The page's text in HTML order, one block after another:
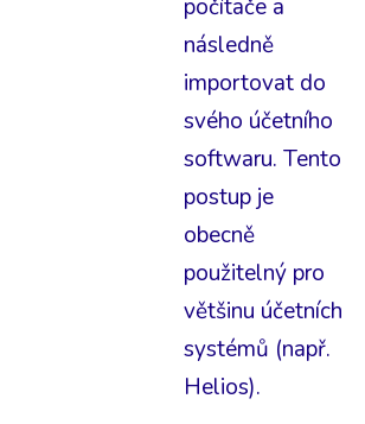
počítače a
následně
importovat do
svého účetního
softwaru. Tento
postup je
obecně
použitelný pro
většinu účetních
systémů (např.
Helios).